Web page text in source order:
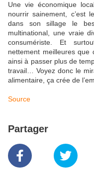
Une vie économique
nourrir sainement, c’est
dans son sillage le
multinational, une vraie
consumériste. Et
nettement meilleures que
ainsi à passer plus de
travail… Voyez donc le
alimentaire, ça crée de
Source
Partager